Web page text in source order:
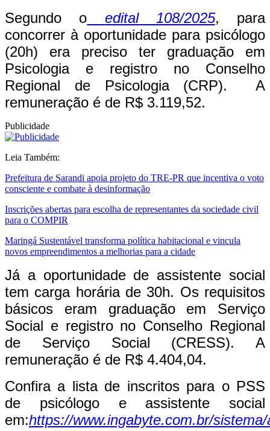
Segundo o
edital 108/2025, para
concorrer à oportunidade para psicólogo
(20h) era preciso ter graduação em
Psicologia e registro no Conselho
Regional de Psicologia (CRP). A
remuneração é de R$ 3.119,52.
Publicidade
Leia Também:
Prefeitura de Sarandi apoia projeto do TRE-PR que incentiva o voto
consciente e combate à desinformação
Inscrições abertas para escolha de representantes da sociedade civil
para o COMPIR
Maringá Sustentável transforma política habitacional e vincula
novos empreendimentos a melhorias para a cidade
Já a oportunidade de assistente social
tem carga horária de 30h. Os requisitos
básicos eram graduação em Serviço
Social e registro no Conselho Regional
de Serviço Social (CRESS). A
remuneração é de R$ 4.404,04.
Confira a lista de inscritos para o PSS
de psicólogo e assistente social
em:https://www.ingabyte.com.br/